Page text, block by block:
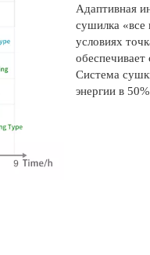
Адаптивная
сушилка
условиях
Система
энергии в